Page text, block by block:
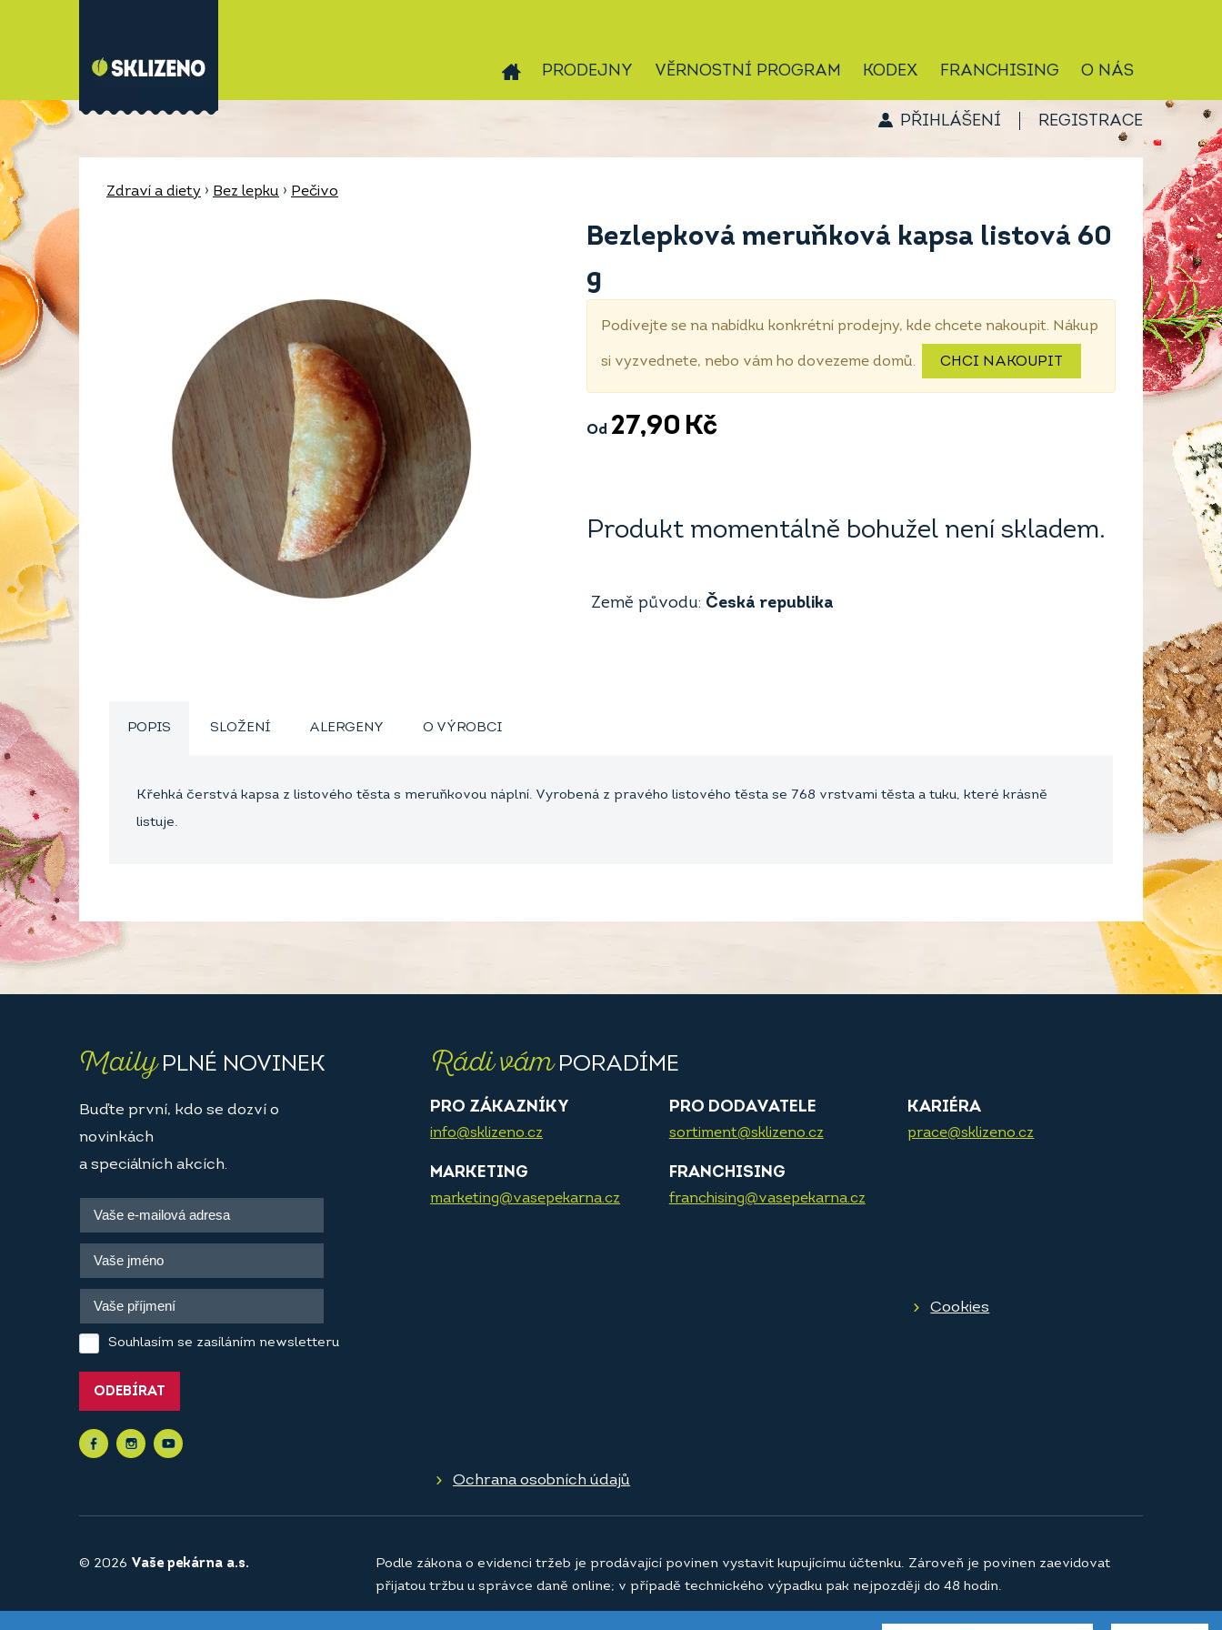
PRODEJNY VĚRNOSTNÍ PROGRAM KODEX FRANCHISING O NÁS
PŘIHLÁŠENÍ REGISTRACE
Zdraví a diety › Bez lepku › Pečivo
Bezlepková meruňková kapsa listová 60
g
Podívejte se na nabídku konkrétní prodejny, kde chcete nakoupit. Nákup
si vyzvednete, nebo vám ho dovezeme domů. CHCI NAKOUPIT
Od 27,90 Kč
Produkt momentálně bohužel není skladem.
Země původu: Česká republika
POPIS SLOŽENÍ ALERGENY O VÝROBCI
Křehká čerstvá kapsa z listového těsta s meruňkovou náplní. Vyrobená z pravého listového těsta se 768 vrstvami těsta a tuku, které krásně
listuje.
MailyPLNÉ NOVINEK
Buďte první, kdo se dozví o
novinkách
a speciálních akcích.
Souhlasím se zasíláním newsletteru
ODEBÍRAT
Rádi vámPORADÍME
PRO ZÁKAZNÍKY
info@sklizeno.cz
PRO DODAVATELE
sortiment@sklizeno.cz
KARIÉRA
prace@sklizeno.cz
MARKETING
marketing@vasepekarna.cz
FRANCHISING
franchising@vasepekarna.cz
Cookies
Ochrana osobních údajů
© 2026 Vaše pekárna a.s.
Podle zákona o evidenci tržeb je prodávající povinen vystavit kupujícímu účtenku. Zároveň je povinen zaevidovat
přijatou tržbu u správce daně online; v případě technického výpadku pak nejpozději do 48 hodin.